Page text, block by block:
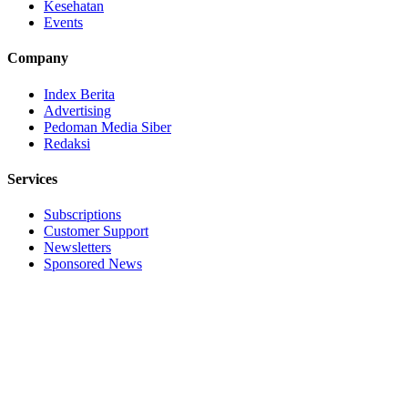
Kesehatan
Events
Company
Index Berita
Advertising
Pedoman Media Siber
Redaksi
Services
Subscriptions
Customer Support
Newsletters
Sponsored News